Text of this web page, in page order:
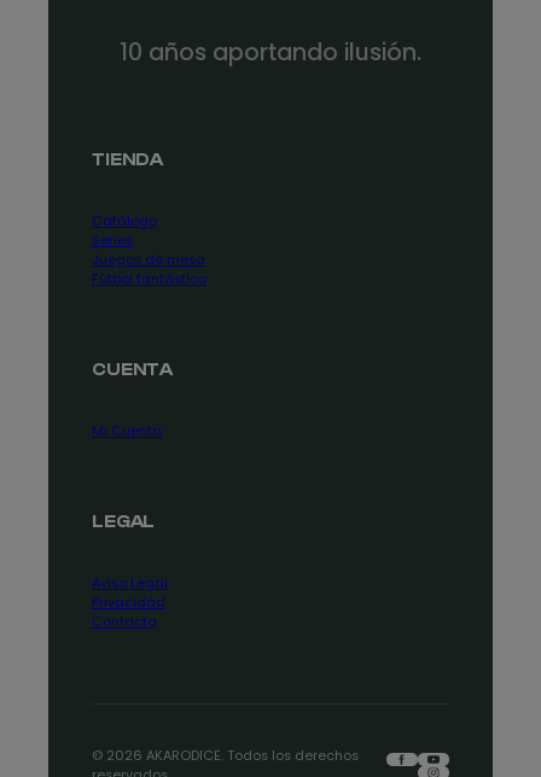
10 años aportando ilusión.
TIENDA
Catálogo
Series
Juegos de mesa
Fútbol fantástico
CUENTA
Mi Cuenta
LEGAL
Aviso Legal
Privacidad
Contacta
© 2026 AKARODICE. Todos los derechos
Facebook
YouTube
Instagram